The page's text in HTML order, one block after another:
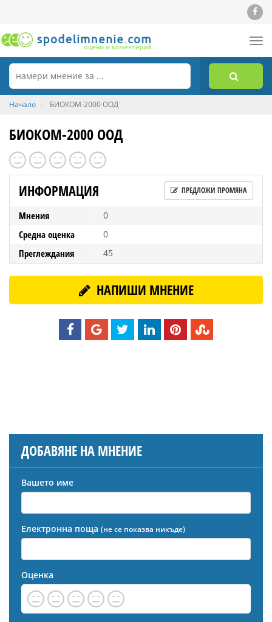
Начало БИОКОМ-2000 ООД
БИОКОМ-2000 ООД
ИНФОРМАЦИЯ ПРЕДЛОЖИ ПРОМЯНА
Мнения 0
Средна оценка 0
Преглеждания 45
НАПИШИ МНЕНИЕ
ДОБАВЯНЕ НА МНЕНИЕ
Вашето име
Електронна поща (не се показва никъде)
Оценка